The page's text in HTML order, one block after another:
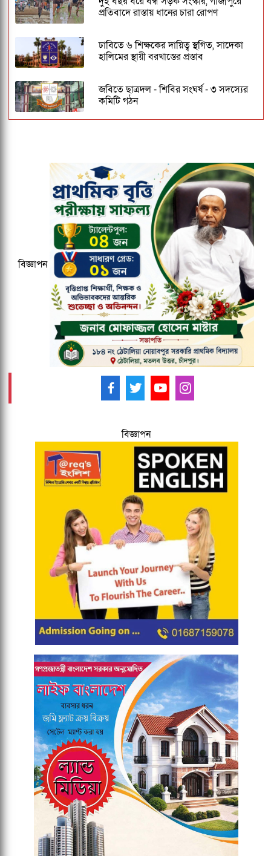
প্রতিবাদে রাস্তায় ধানের চারা রোপণ
ঢাবিতে ৬ শিক্ষকের দায়িত্ব স্থগিত, সাদেকা
হালিমের স্থায়ী বরখাস্তের প্রস্তাব
জবিতে ছাত্রদল - শিবির সংঘর্ষ - ৩ সদস্যের
কমিটি গঠন
জকসু ভিপি ও জিএসকে ক্যাম্পাসছাড়া করল
ছাত্রদল
ঢাকেশ্বরী মন্দিরে সমলিঙ্গের বিয়ের অভিযোগ:
ব্যবস্থার দাবিতে ১২৩০ নাগরিকের বিবৃতি
১৫০০ টমটম লাইসেন্স ইস্যু নিয়ে ফের
আলোচনায় প্রমথ পাল, কক্সবাজারে
পুনঃপদায়নের চেষ্টা!
বিজ্ঞাপন
বিজ্ঞাপন